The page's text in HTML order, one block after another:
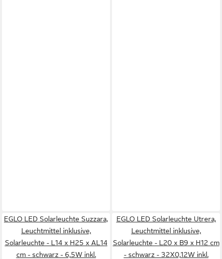
EGLO LED Solarleuchte Suzzara,
Leuchtmittel inklusive,
Solarleuchte - L14 x H25 x AL14
cm - schwarz - 6,5W inkl.
EGLO LED Solarleuchte Utrera,
Leuchtmittel inklusive,
Solarleuchte - L20 x B9 x H12 cm
- schwarz - 32X0,12W inkl.